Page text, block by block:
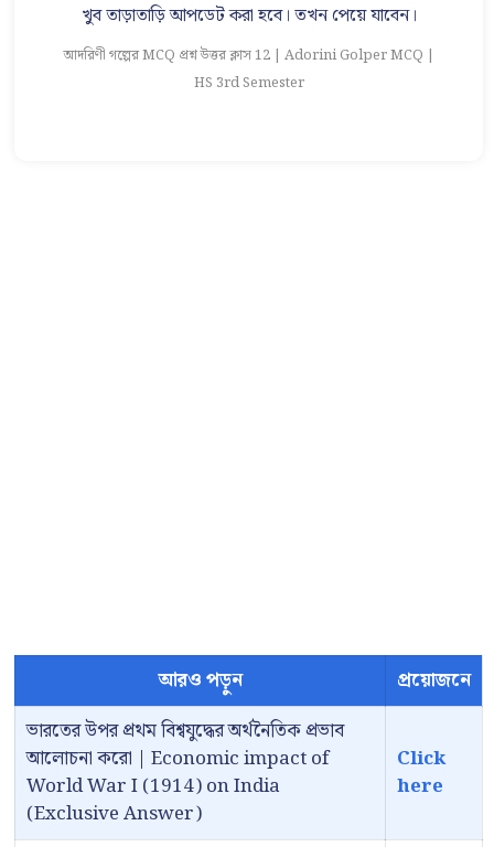
খুব তাড়াতাড়ি আপডেট করা হবে। তখন পেয়ে যাবেন।
আদরিণী গল্পের MCQ প্রশ্ন উত্তর ক্লাস 12 | Adorini Golper MCQ |
HS 3rd Semester
আরও পড়ুন
প্রয়োজনে
ভারতের উপর প্রথম বিশ্বযুদ্ধের অর্থনৈতিক প্রভাব
আলোচনা করো | Economic impact of
World War I (1914) on India
(Exclusive Answer)
Click
here